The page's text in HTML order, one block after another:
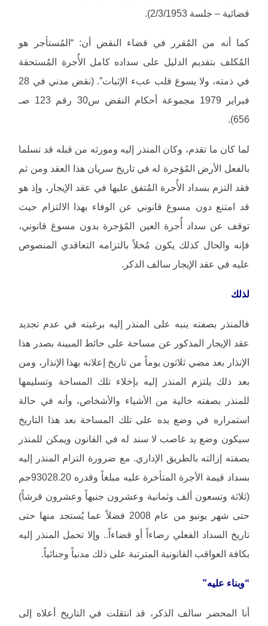
قضائية – جلسة 2/3/1953).
كما أنه من المُقرر في قضاء النقض أن: “المُستأجر هو
المُكلف بتقديم الدليل على سداده كامل الأُجرة المُستحقة
في ذمته، ولا يسوغ قلب عبء الإثبات”. (نقض مدني في 28
فبراير 1979 مجموعة أحكام النقض س30 رقم 123 صـ
656).
لما كان ما تقدم، وكان المنذر إليه ومورثه من قبله قد تسلما
بالفعل الأرض المُؤجرة له في تاريخ سريان هذا العقد ومن ثم
فقد التزم بسداد الأُجرة المُتفق عليها في عقد الإيجار، وإذ هو
قد امتنع دون مسوغ قانوني عن الوفاء بهذا الالتزام حيث
توقف عن سداد أُجرة العين المُؤجرة بدون مسوغ قانوني،
فإنه والحال كذلك يكون مُخلاً بالتزامه التعاقدي المنصوص
عليه في عقد الإيجار سالف الذكر.
لذلك
فالمنذر بصفته ينبه على المنذر إليه برغبته في عدم تجديد
عقد الإيجار المذكور عن مساحة على حائط المبينة بصدر هذا
الإنذار بعد مضي ثلاثون يوماً من تاريخ إعلانه بهذا الإنذار، ومن
بعد ذلك يلتزم المنذر إليه بإخلاء تلك المساحة وتسليمها
للمنذر بصفته خالية من الأشياء والأشخاص، وأنه في حالة
استمراره في وضع يده على تلك المساحة بعد هذا التاريخ
سيكون وضع يد غاصب لا سند له في القانون ويمكن للمنذر
بصفته إزالته بالطريق الإداري. مع ضرورة التزام المنذر إليه
بسداد قيمة الأجرة المتأخرة عليه مبلغاً وقدره 93028.20جم
(ثلاثة وتسعون ألف وثمانية وعشرون جنيهاً وعشرون قرشاً)
حتى شهر يونيو من عام 2008 فضلاً عما يُستجد منها حتى
تاريخ السداد الفعلي رضاءاً أو قضاءاً.. وإلا تحمل المنذر إليه
بكافة العواقب القانونية المترتبة على ذلك مدنياً وجنائياً.
“وبناء عليه”
أنا المحضر سالف الذكر، قد انتقلت في التاريخ أعلاه إلى